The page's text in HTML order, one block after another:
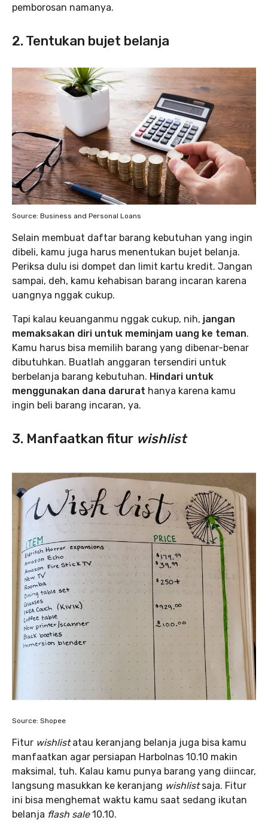
pemborosan namanya.
2. Tentukan bujet belanja
Source: Business and Personal Loans
Selain membuat daftar barang kebutuhan yang ingin
dibeli, kamu juga harus menentukan bujet belanja.
Periksa dulu isi dompet dan limit kartu kredit. Jangan
sampai, deh, kamu kehabisan barang incaran karena
uangnya nggak cukup.
Tapi kalau keuanganmu nggak cukup, nih, jangan
memaksakan diri untuk meminjam uang ke teman.
Kamu harus bisa memilih barang yang dibenar-benar
dibutuhkan. Buatlah anggaran tersendiri untuk
berbelanja barang kebutuhan. Hindari untuk
menggunakan dana darurat hanya karena kamu
ingin beli barang incaran, ya.
3. Manfaatkan fitur wishlist
Source: Shopee
Fitur wishlistatau keranjang belanja juga bisa kamu
manfaatkan agar persiapan Harbolnas 10.10 makin
maksimal, tuh. Kalau kamu punya barang yang diincar,
langsung masukkan ke keranjang wishlistsaja. Fitur
ini bisa menghemat waktu kamu saat sedang ikutan
belanja flash sale10.10.